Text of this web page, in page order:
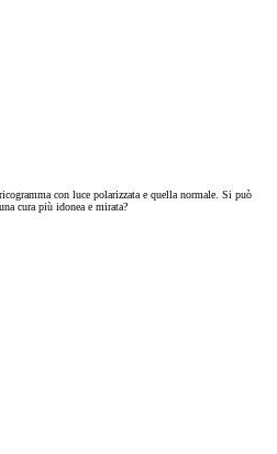
con luce polarizzata e quella normale. Si può
cura più idonea e mirata?